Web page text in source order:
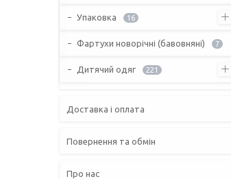
Упаковка 16
Фартухи новорічні (бавовняні) 7
Дитячий одяг 221
Доставка і оплата
Повернення та обмін
Про нас